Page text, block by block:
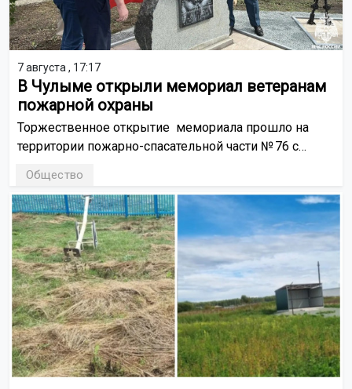
7 августа , 17:17
В Чулыме открыли мемориал ветеранам
пожарной охраны
Торжественное открытие мемориала прошло на
территории пожарно-спасательной части № 76 с
администрации и Совета ветеранов.
Общество